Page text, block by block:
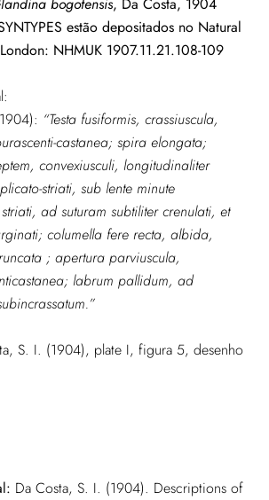
estão depositados no Natural
NHMUK 1907.11.21.108-109
“Testa fusiformis, crassiuscula,
castanea; spira elongata;
convexiusculi, longitudinaliter
striati, sub lente minute
ad suturam subtiliter crenulati, et
columella fere recta, albida,
; apertura parviuscula,
labrum pallidum, ad
S. I. (1904), plate I, figura 5, desenho
Da Costa, S. I. (1904). Descriptions of